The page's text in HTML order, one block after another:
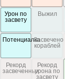
Урон по
засвету
Выжил
ПотенциалкаЗасвечено
кораблей
Рекорд
засвеченных
Рекорд
урона по
засвету